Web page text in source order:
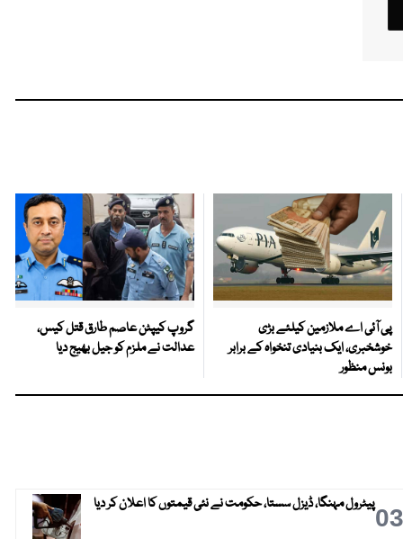
پی آئی اے ملازمین کیلئے بڑی
خوشخبری، ایک بنیادی تنخواہ کے برابر
بونس منظور
گروپ کیپٹن عاصم طارق قتل کیس،
عدالت نے ملزم کو جیل بھیج دیا
03پیٹرول مہنگا، ڈیزل سستا، حکومت نے نئی قیمتوں کا اعلان کر دیا